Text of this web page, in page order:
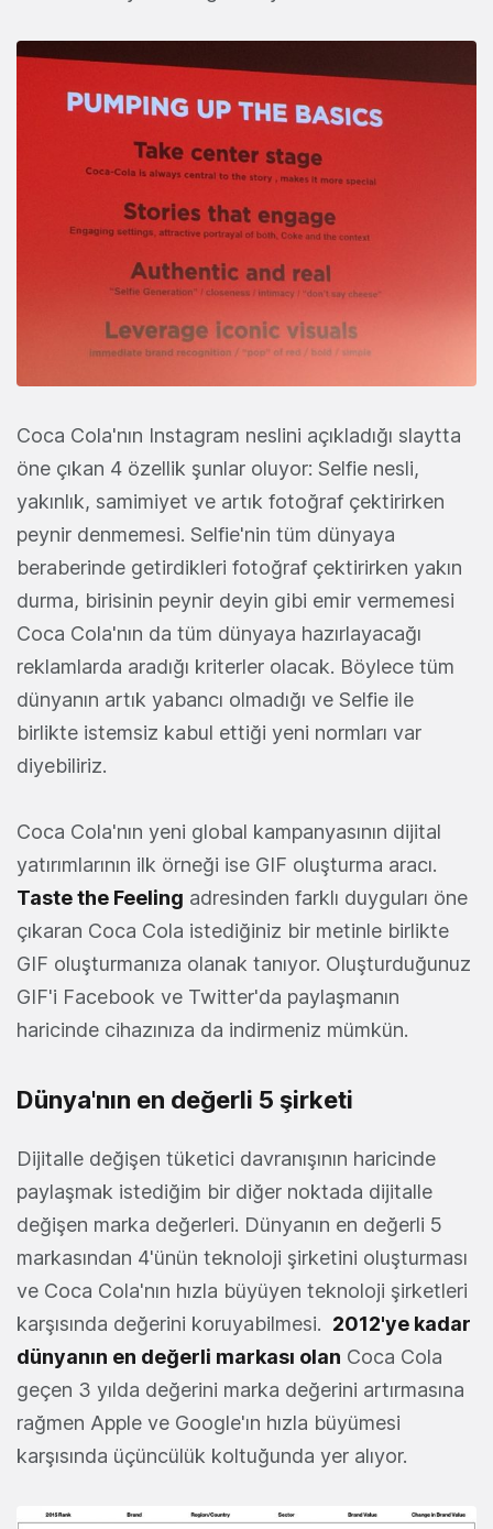
Coca Cola'nın Instagram neslini açıkladığı slaytta
öne çıkan 4 özellik şunlar oluyor: Selfie nesli,
yakınlık, samimiyet ve artık fotoğraf çektirirken
peynir denmemesi. Selfie'nin tüm dünyaya
beraberinde getirdikleri fotoğraf çektirirken yakın
durma, birisinin peynir deyin gibi emir vermemesi
Coca Cola'nın da tüm dünyaya hazırlayacağı
reklamlarda aradığı kriterler olacak. Böylece tüm
dünyanın artık yabancı olmadığı ve Selfie ile
birlikte istemsiz kabul ettiği yeni normları var
diyebiliriz.
Coca Cola'nın yeni global kampanyasının dijital
yatırımlarının ilk örneği ise GIF oluşturma aracı.
Taste the Feeling adresinden farklı duyguları öne
çıkaran Coca Cola istediğiniz bir metinle birlikte
GIF oluşturmanıza olanak tanıyor. Oluşturduğunuz
GIF'i Facebook ve Twitter'da paylaşmanın
haricinde cihazınıza da indirmeniz mümkün.
Dünya'nın en değerli 5 şirketi
Dijitalle değişen tüketici davranışının haricinde
paylaşmak istediğim bir diğer noktada dijitalle
değişen marka değerleri. Dünyanın en değerli 5
markasından 4'ünün teknoloji şirketini oluşturması
ve Coca Cola'nın hızla büyüyen teknoloji şirketleri
karşısında değerini koruyabilmesi. 2012'ye kadar
dünyanın en değerli markası olan Coca Cola
geçen 3 yılda değerini marka değerini artırmasına
rağmen Apple ve Google'ın hızla büyümesi
karşısında üçüncülük koltuğunda yer alıyor.